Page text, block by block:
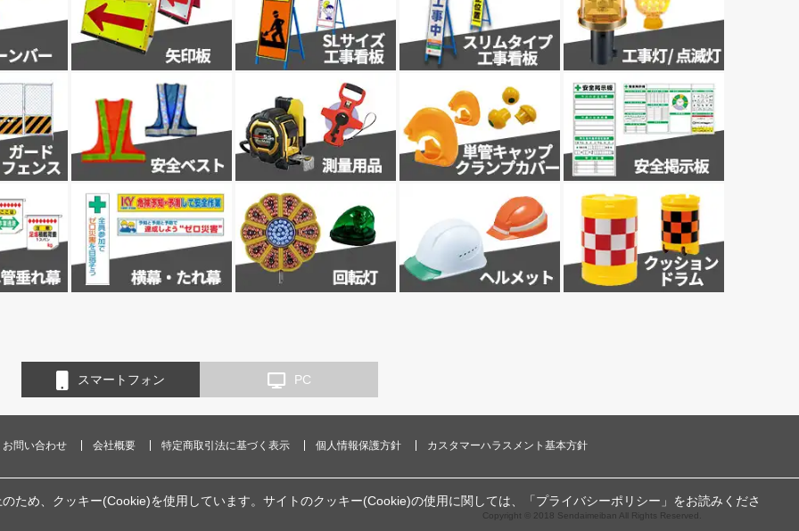
スマートフォン PC
お問い合わせ 会社概要 特定商取引法に基づく表示 個人情報保護方針 カスタマーハラスメント基本方針
Copyright © 2018 Sendaimeiban All Rights Reserved.
ため、クッキー(Cookie)を使用しています。サイトのクッキー(Cookie)の使用に関しては、「 プライバシーポリシー 」をお読みくださ